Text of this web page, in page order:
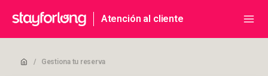
Atención al cliente
/ Gestiona tu reserva